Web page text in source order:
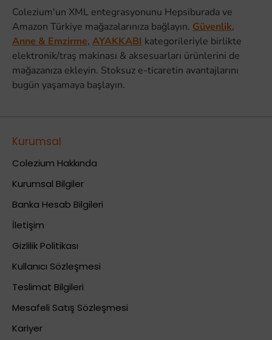
Colezium'un XML entegrasyonunu Hepsiburada ve
Amazon Türkiye mağazalarınıza bağlayın. Güvenlik,
Anne & Emzirme, AYAKKABI kategorileriyle birlikte
elektronik/traş makinası & aksesuarları ürünlerini de
mağazanıza ekleyin. Stoksuz e-ticaretin avantajlarını
bugün yaşamaya başlayın.
Kurumsal
Colezium Hakkında
Kurumsal Bilgiler
Banka Hesab Bilgileri
İletişim
Gizlilik Politikası
Kullanıcı Sözleşmesi
Teslimat Bilgileri
Mesafeli Satış Sözleşmesi
Kariyer